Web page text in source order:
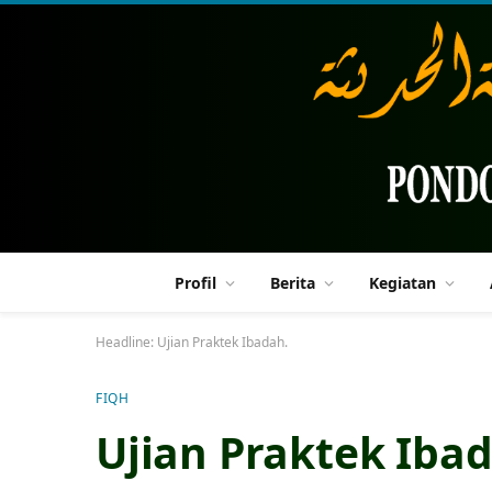
Profil Berita Kegiatan
Headline: Ujian Praktek Ibadah.
FIQH
Ujian Praktek